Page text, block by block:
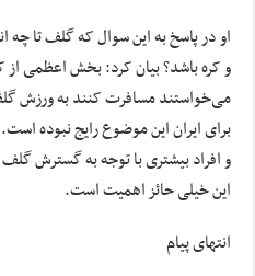
او در پاسخ به این سوال که گلف تا چه
و کره باشد؟ بیان کرد: بخش اعظمی از
می‌خواستند مسافرت کنند به ورزش
برای ایران این موضوع رایج نبوده
و افراد بیشتری با توجه به گسترش
این خیلی حائز اهمیت است.
انتهای پیام